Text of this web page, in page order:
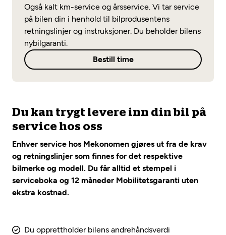
Diagnose/Feilsøking
Se alle (52) tjenester her
Les mer
Mekonomen Fleet
Fritt verkstedvalg
Lønnsomt valg
Mobilitetsgaranti
Opprett en konto
Også kalt km-service og årsservice. Vi tar service
på bilen din i henhold til bilprodusentens
retningslinjer og instruksjoner. Du beholder bilens
nybilgaranti.
Bestill time
Du kan trygt levere inn din bil på
service hos oss
Enhver service hos Mekonomen gjøres ut fra de krav
og retningslinjer som finnes for det respektive
bilmerke og modell. Du får alltid et stempel i
serviceboka og 12 måneder Mobilitetsgaranti uten
ekstra kostnad.
Du opprettholder bilens andrehåndsverdi